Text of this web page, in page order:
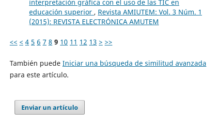
interpretación gráfica con el uso de las TIC en
educación superior , Revista AMIUTEM: Vol. 3 Núm. 1
(2015): REVISTA ELECTRÓNICA AMUTEM
<< < 4 5 6 7 8 9 10 11 12 13 > >>
También puede Iniciar una búsqueda de similitud avanzada
para este artículo.
Enviar un artículo